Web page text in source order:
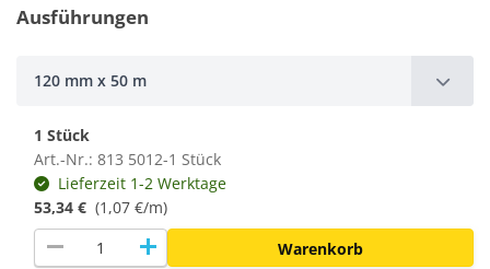
Ausführungen
120 mm x 50 m
1 Stück
Art.-Nr.: 813 5012-1 Stück
Lieferzeit 1-2 Werktage
53,34 € (1,07 €/m)
remove add Warenkorb